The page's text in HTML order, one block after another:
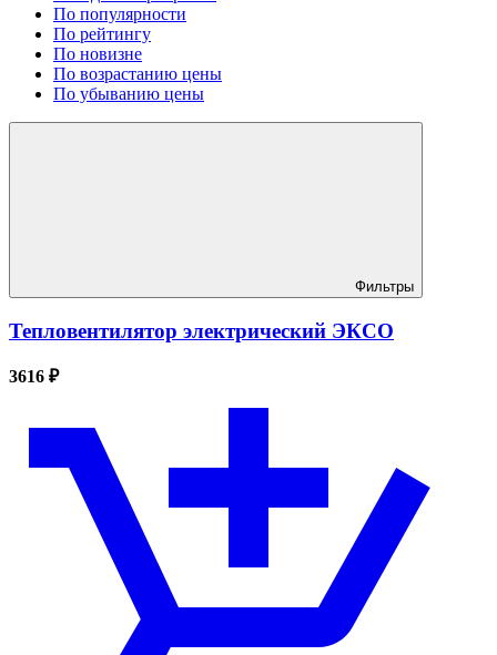
По популярности
По рейтингу
По новизне
По возрастанию цены
По убыванию цены
Фильтры
Тепловентилятор электрический ЭКСО
3616 ₽